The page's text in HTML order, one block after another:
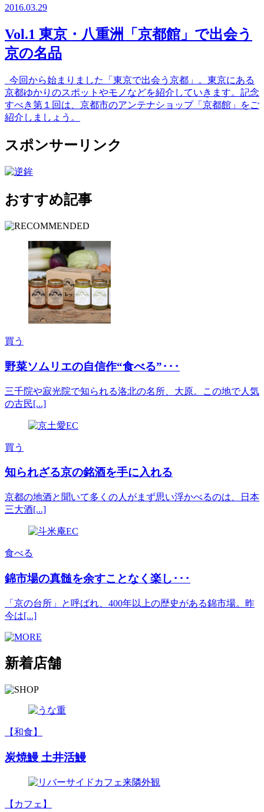
2016.03.29
Vol.1 東京・八重洲「京都館」で出会う
京の名品
今回から始まりました「東京で出会う京都」。東京にある
京都ゆかりのスポットやモノなどを紹介していきます。記念
すべき第１回は、京都市のアンテナショップ「京都館」をご
紹介しましょう。
スポンサーリンク
おすすめ記事
買う
野菜ソムリエの自信作“食べる”･･･
三千院や寂光院で知られる洛北の名所、大原。この地で人気
の古民[...]
買う
知られざる京の銘酒を手に入れる
京都の地酒と聞いて多くの人がまず思い浮かべるのは、日本
三大酒[...]
食べる
錦市場の真髄を余すことなく楽し･･･
「京の台所」と呼ばれ、400年以上の歴史がある錦市場。昨
今は[...]
新着店舗
【和食】
炭焼鰻 土井活鰻
【カフェ】